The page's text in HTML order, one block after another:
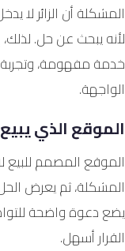
المشكلة أن الزائر لا
لأنه يبحث عن حل.
خدمة مفهومة،
الواجهة.
الموقع الذي
الموقع المصمم للبيع
المشكلة، ثم يعرض
يضع دعوة واضحة
القرار أسهل.